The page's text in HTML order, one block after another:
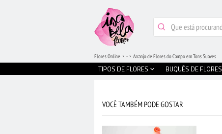
TIPOS DE FLORES BUQUÊS DE FLORES
Flores Online - Arranjo de Flores do Campo em Tons Suaves
VOCÊ TAMBÉM PODE GOSTAR